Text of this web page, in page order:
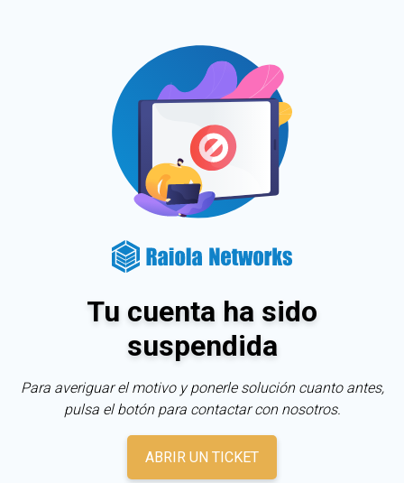
Tu cuenta ha sido
suspendida
Para averiguar el motivo y ponerle solución cuanto antes,
pulsa el botón para contactar con nosotros.
ABRIR UN TICKET